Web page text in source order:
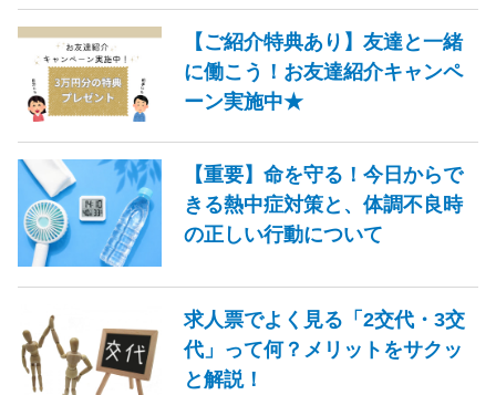
【ご紹介特典あり】友達と一緒
に働こう！お友達紹介キャンペ
ーン実施中★
【重要】命を守る！今日からで
きる熱中症対策と、体調不良時
の正しい行動について
求人票でよく見る「2交代・3交
代」って何？メリットをサクッ
と解説！